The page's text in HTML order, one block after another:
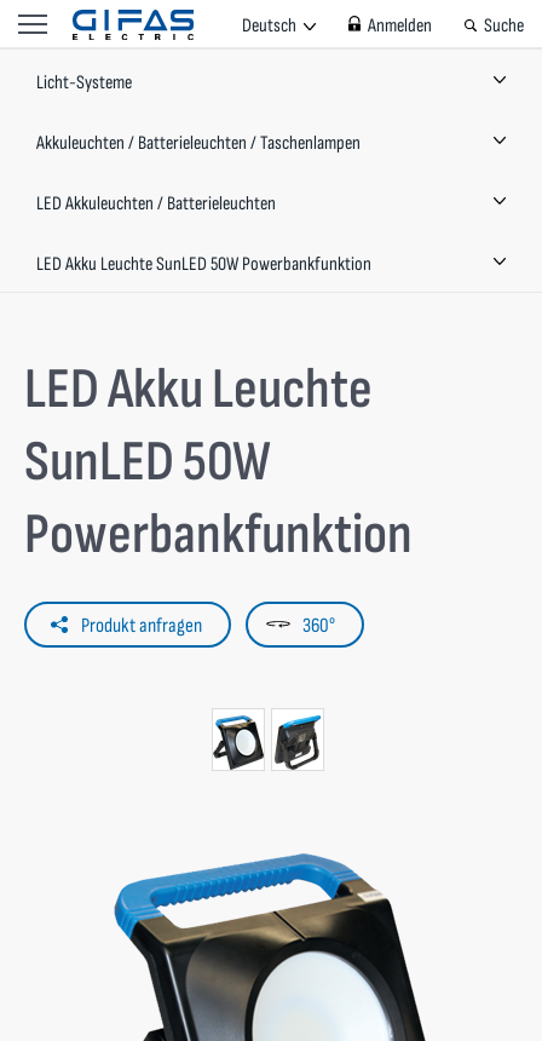
Deutsch Anmelden Suche
Licht-Systeme
Akkuleuchten / Batterieleuchten / Taschenlampen
LED Akkuleuchten / Batterieleuchten
LED Akku Leuchte SunLED 50W Powerbankfunktion
LED Akku Leuchte
SunLED 50W
Powerbankfunktion
Produkt anfragen 360°